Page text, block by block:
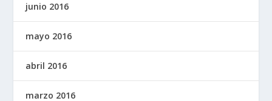
junio 2016
mayo 2016
abril 2016
marzo 2016